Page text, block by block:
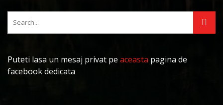
Puteti lasa un mesaj privat pe aceasta pagina de
facebook dedicata